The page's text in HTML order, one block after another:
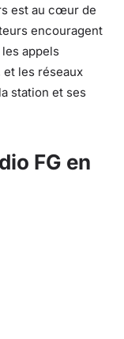
est au cœur de
encouragent
appels
les réseaux
station et ses
FG en